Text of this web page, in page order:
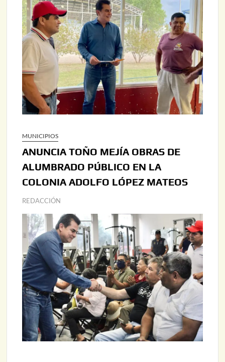
MUNICIPIOS
ANUNCIA TOÑO MEJÍA OBRAS DE
ALUMBRADO PÚBLICO EN LA
COLONIA ADOLFO LÓPEZ MATEOS
REDACCIÓN